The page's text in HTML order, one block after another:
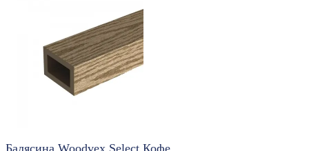
избранное сравнить
Балясина Woodvex Select Кофе